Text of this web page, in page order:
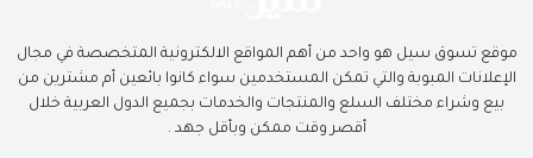
موقع تسوق سيل هو واحد من أهم المواقع الالكترونية المتخصصة في مجال
الإعلانات المبوبة والتي تمكن المستخدمين سواء كانوا بائعين أم مشترين من
بيع وشراء مختلف السلع والمنتجات والخدمات بجميع الدول العربية خلال
أقصر وقت ممكن وبأقل جهد .